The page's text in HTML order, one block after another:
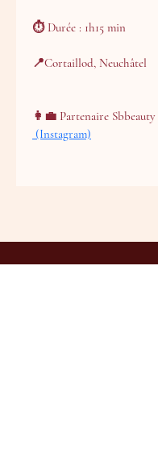
⏱ Durée : 1h15 min
📍Cortaillod, Neuchâtel
👩‍💼 Partenaire Sbbeauty
(Instagram)